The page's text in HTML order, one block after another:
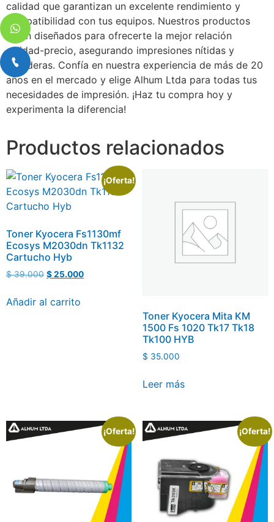
calidad que garantizan un excelente rendimiento y
compatibilidad con tus equipos. Nuestros productos
están diseñados para ofrecerte la mejor relación
calidad-precio, asegurando impresiones nítidas y
duraderas. Confía en nuestra experiencia de más de 20
años en el mercado y elige Alhum Ltda para todas tus
necesidades de impresión. ¡Haz tu compra hoy y
experimenta la diferencia!
Productos relacionados
¡Oferta!
Toner Kyocera Fs1130mf
Ecosys M2030dn Tk1132
Cartucho Hyb
$39.000 $25.000
Añadir al carrito
Toner Kyocera Mita KM
1500 Fs 1020 Tk17 Tk18
Tk100 HYB
$ 35.000
Leer más
¡Oferta! ¡Oferta!